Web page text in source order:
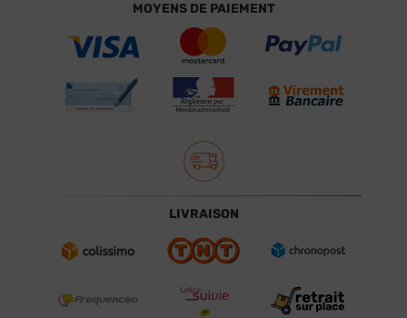
MOYENS DE PAIEMENT
LIVRAISON